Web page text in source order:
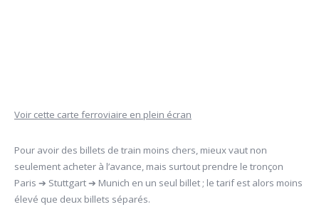
Voir cette carte ferroviaire en plein écran
Pour avoir des billets de train moins chers, mieux vaut non
seulement acheter à l’avance, mais surtout prendre le tronçon
Paris ➔ Stuttgart ➔ Munich en un seul billet ; le tarif est alors moins
élevé que deux billets séparés.